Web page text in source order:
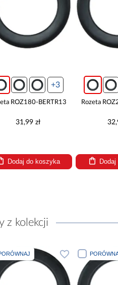
+3
ROZ180-BERTR13
31,99 zł
Dodaj do koszyka
Rozeta
z kolekcji